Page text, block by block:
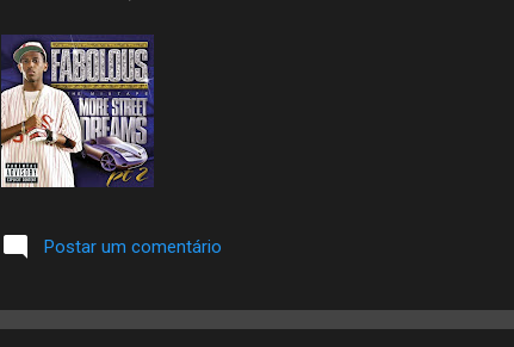
Postar um comentário